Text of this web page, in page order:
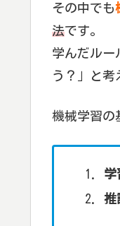
その中でも
法です。
学んだルー
う？」と考
機械学習の
学
推